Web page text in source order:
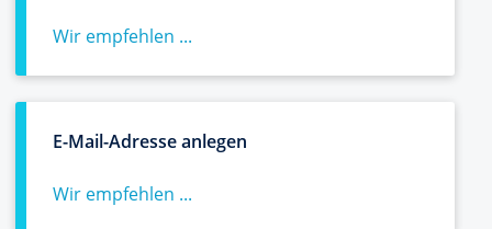
Wir empfehlen ...
E-Mail-Adresse anlegen
Wir empfehlen ...